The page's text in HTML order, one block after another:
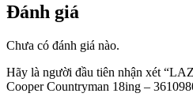
Đánh giá
Chưa có đánh giá nào.
Hãy là người đầu tiên nhận xét
Cooper Countryman 18ing –